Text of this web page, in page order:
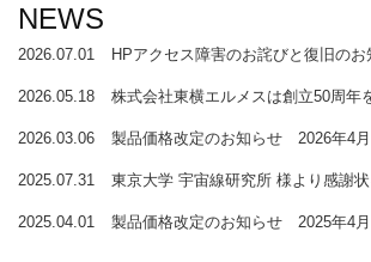
NEWS
2026.07.01 HPアクセス障害のお詫びと復旧のお
2026.05.18 株式会社東横エルメスは創立50周年
2026.03.06 製品価格改定のお知らせ 2026年4月
2025.07.31 東京大学 宇宙線研究所 様より感謝
2025.04.01 製品価格改定のお知らせ 2025年4月